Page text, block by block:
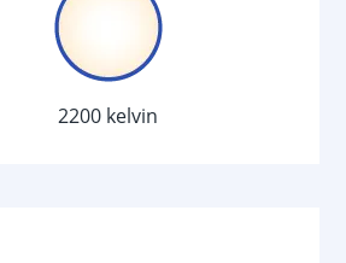
Kaarslicht
Warm wit 2200K
2200 kelvin